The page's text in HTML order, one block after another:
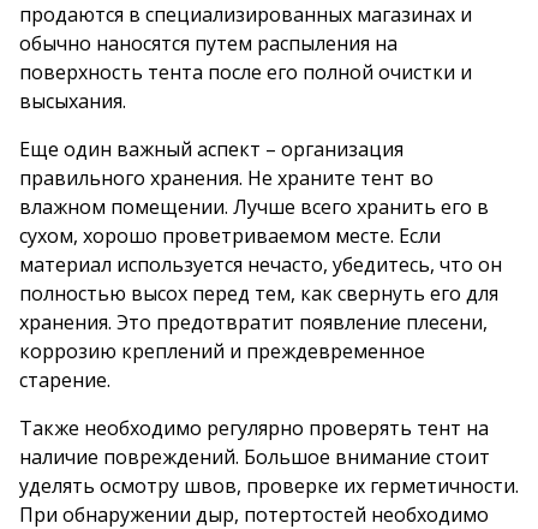
продаются в специализированных магазинах и
обычно наносятся путем распыления на
поверхность тента после его полной очистки и
высыхания.
Еще один важный аспект – организация
правильного хранения. Не храните тент во
влажном помещении. Лучше всего хранить его в
сухом, хорошо проветриваемом месте. Если
материал используется нечасто, убедитесь, что он
полностью высох перед тем, как свернуть его для
хранения. Это предотвратит появление плесени,
коррозию креплений и преждевременное
старение.
Также необходимо регулярно проверять тент на
наличие повреждений. Большое внимание стоит
уделять осмотру швов, проверке их герметичности.
При обнаружении дыр, потертостей необходимо